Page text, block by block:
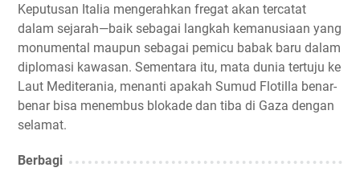
Keputusan Italia mengerahkan fregat akan tercatat
dalam sejarah—baik sebagai langkah kemanusiaan yang
monumental maupun sebagai pemicu babak baru dalam
diplomasi kawasan. Sementara itu, mata dunia tertuju ke
Laut Mediterania, menanti apakah Sumud Flotilla benar-
benar bisa menembus blokade dan tiba di Gaza dengan
selamat.
Berbagi